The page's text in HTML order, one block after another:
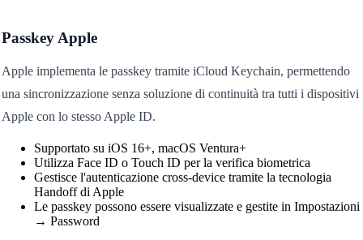
Passkey Apple
Apple implementa le passkey tramite iCloud Keychain, permettendo
una sincronizzazione senza soluzione di continuità tra tutti i dispositivi
Apple con lo stesso Apple ID.
Supportato su iOS 16+, macOS Ventura+
Utilizza Face ID o Touch ID per la verifica biometrica
Gestisce l'autenticazione cross-device tramite la tecnologia
Handoff di Apple
Le passkey possono essere visualizzate e gestite in Impostazioni
→ Password